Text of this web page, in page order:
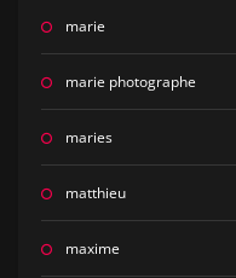
marie
marie photographe
maries
matthieu
maxime